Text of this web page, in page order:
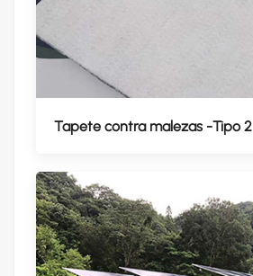
Tapete contra malezas -Tipo 2